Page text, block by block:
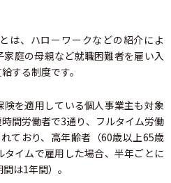
は、ハローワークなどの紹介によ
庭の母親など就職困難者を雇い入
する制度です。
を適用している個人事業主も対象
間労働者で3通り、フルタイム労働
ており、高年齢者（60歳以上65歳
イムで雇用した場合、半年ごとに
は1年間）。